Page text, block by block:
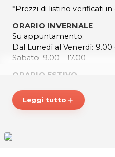
*Prezzi di listino verificati in
ORARIO INVERNALE
Su appuntamento:
Dal Lunedì al Venerdì: 9.00
Sabato: 9.00 - 17.00
ORARIO ESTIVO
Dal Martedì al Venerdì: 9.00
Leggi tutto add